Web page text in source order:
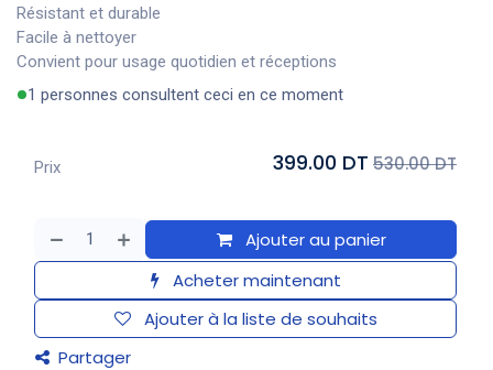
Résistant et durable
Facile à nettoyer
Convient pour usage quotidien et réceptions
1 personnes consultent ceci en ce moment
Ajouter au panier
Acheter maintenant
Ajouter à la liste de souhaits
Partager
Prix 399.00 DT 530.00 DT